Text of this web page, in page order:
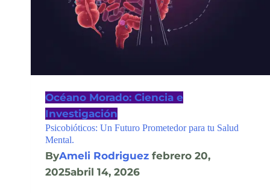
Océano Morado: Ciencia e
Investigación
Psicobióticos: Un Futuro Prometedor para tu Salud
Mental.
ByAmeli Rodriguez febrero 20,
2025abril 14, 2026